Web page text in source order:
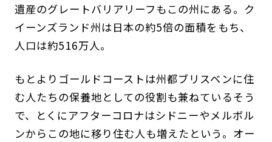
遺産のグレートバリアリーフもこの州にある。ク
イーンズランド州は日本の約5倍の面積をもち、
人口は約516万人。
もとよりゴールドコーストは州都ブリスベンに住
む人たちの保養地としての役割も兼ねているそう
で、とくにアフターコロナはシドニーやメルボル
ンからこの地に移り住む人も増えたという。オー